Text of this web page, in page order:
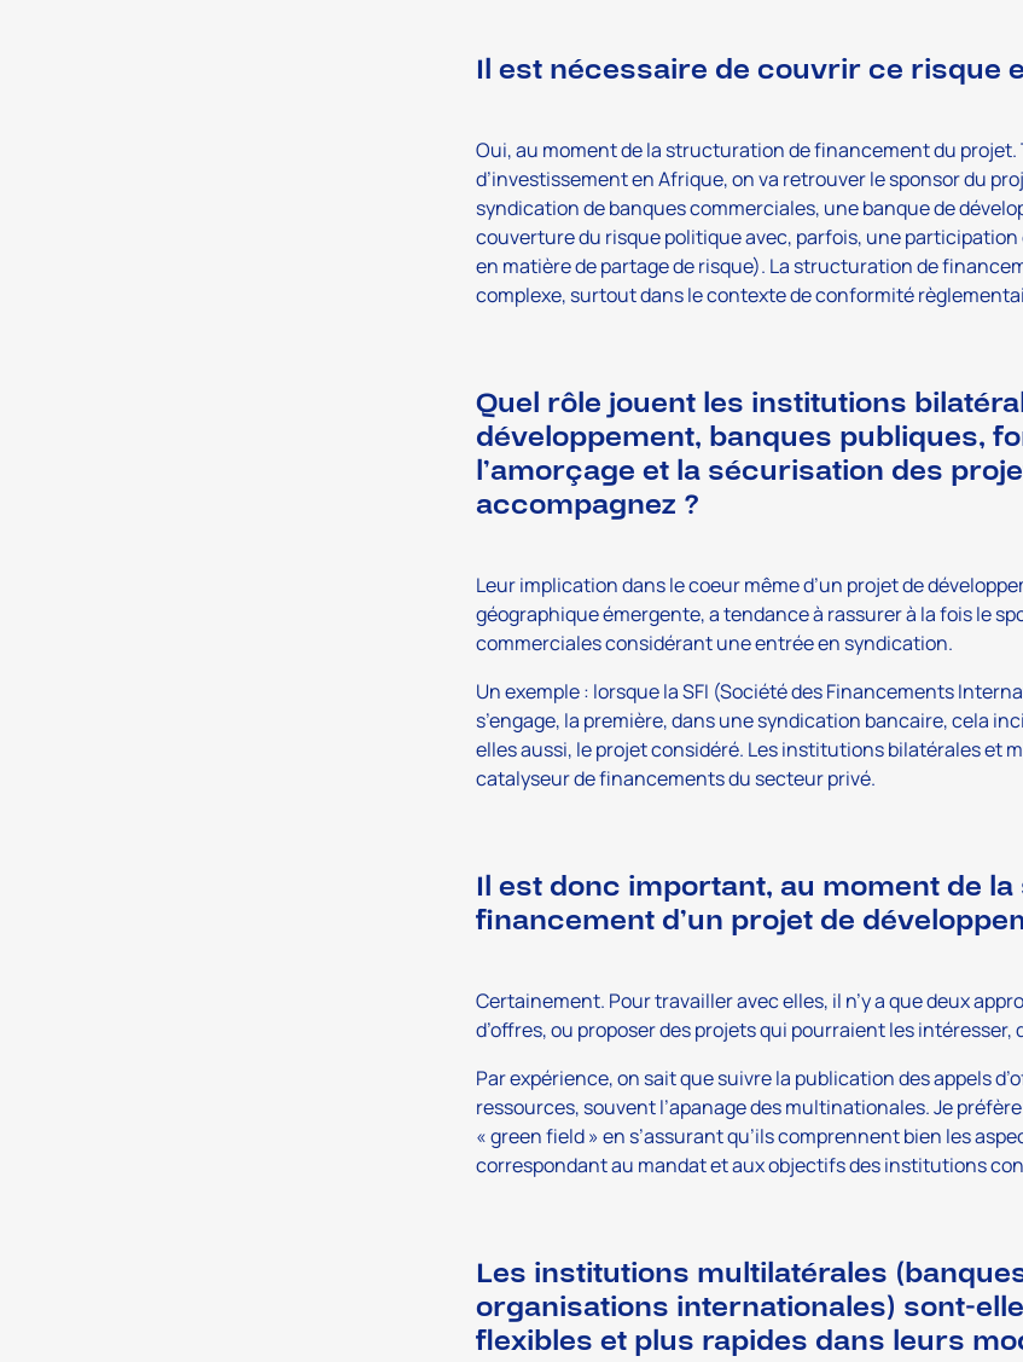
Il est nécessaire de couvrir ce risque
Oui, au moment de la structuration de financement du
d’investissement en Afrique, on va retrouver le sponsor du
syndication de banques commerciales, une banque de
couverture du risque politique avec, parfois, une
en matière de partage de risque). La structuration de
complexe, surtout dans le contexte de conformité
Quel rôle jouent les institutions
développement, banques publiques,
l’amorçage et la sécurisation des
accompagnez ?
Leur implication dans le coeur même d’un projet de
géographique émergente, a tendance à rassurer à la fois le
commerciales considérant une entrée en syndication.
Un exemple : lorsque la SFI (Société des Financements
s’engage, la première, dans une syndication bancaire, cela
elles aussi, le projet considéré. Les institutions bilatérales et
catalyseur de financements du secteur privé.
Il est donc important, au moment de
financement d’un projet de
Certainement. Pour travailler avec elles, il n’y a que deux
d’offres, ou proposer des projets qui pourraient les intéresser,
Par expérience, on sait que suivre la publication des appels
ressources, souvent l’apanage des multinationales. Je
« green field » en s’assurant qu’ils comprennent bien les
correspondant au mandat et aux objectifs des institutions
Les institutions multilatérales
organisations internationales) sont-
flexibles et plus rapides dans leurs